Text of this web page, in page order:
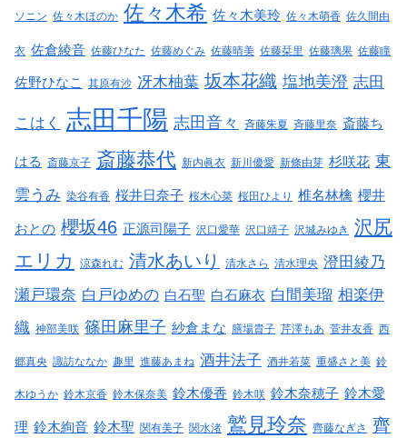
ソニン 佐々木ほのか 佐々木希 佐々木美玲 佐々木萌香 佐久間由
衣 佐倉綾音 佐藤ひなた 佐藤めぐみ 佐藤晴美 佐藤栞里 佐藤璃果 佐藤瞳
佐野ひなこ 其原有沙 冴木柚葉 坂本花織 塩地美澄 志田
こはく 志田千陽 志田音々 斉藤朱夏 斉藤里奈 斎藤ち
はる 斎藤京子 斎藤恭代 新内眞衣 新川優愛 新條由芽 杉咲花 東
雲うみ 染谷有香 桜井日奈子 桜木心菜 桜田ひより 椎名林檎 櫻井
おとの 櫻坂46 正源司陽子 沢口愛華 沢口靖子 沢城みゆき 沢尻
エリカ
涼森れむ 清水あいり 清水さら 清水理央 澄田綾乃
瀬戸環奈 白戸ゆめの 白石聖 白石麻衣 白間美瑠 相楽伊
織 神部美咲 篠田麻里子 紗倉まな 膳場貴子 芹澤もあ 菅井友香 西
郷真央 諏訪ななか 趣里 進藤あまね 酒井法子 酒井若菜 重盛さと美 鈴
木ゆうか 鈴木京香 鈴木保奈美 鈴木優香 鈴木咲 鈴木奈穂子 鈴木愛
理 鈴木絢音 鈴木聖 関有美子 関水渚 鷲見玲奈 齊藤なぎさ 齊